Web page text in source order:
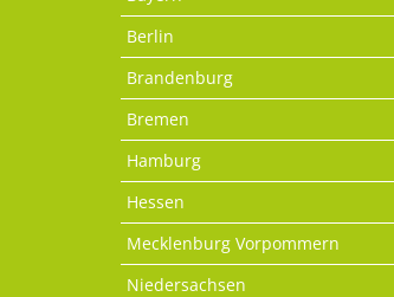
Berlin
Brandenburg
Bremen
Hamburg
Hessen
Mecklenburg Vorpommern
Niedersachsen